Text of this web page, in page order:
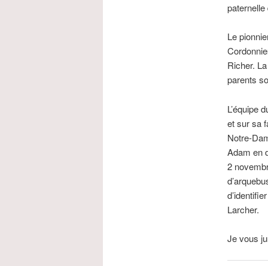
Le
Richer.
parents
L’équipe
et sur sa
Notre-
Adam en
2
Larcher.
Je vous